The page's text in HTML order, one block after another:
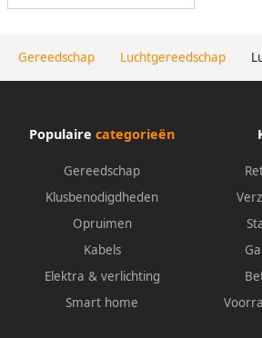
Gereedschap Luchtgereedschap
Populaire categorieën
Gereedschap
Klusbenodigdheden
Opruimen
Kabels
Elektra & verlichting
Smart home